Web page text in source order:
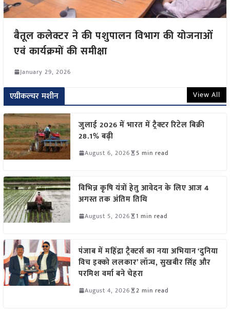
बैतूल कलेक्टर ने की पशुपालन विभाग की योजनाओं
एवं कार्यक्रमों की समीक्षा
January 29, 2026
एग्रीकल्चर मशीन View All
जुलाई 2026 में भारत में ट्रैक्टर रिटेल बिक्री
28.1% बढ़ी
August 6, 2026 5 min read
विभिन्न कृषि यंत्रों हेतु आवेदन के लिए आज 4
अगस्त तक अंतिम तिथि
August 5, 2026 1 min read
पंजाब में महिंद्रा ट्रैक्टर्स का नया अभियान ‘दुनिया
विच इक्को ललकार’ लॉन्च, सुखबीर सिंह और
परमिश वर्मा बने चेहरा
August 4, 2026 2 min read